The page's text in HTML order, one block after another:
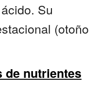
Su
(otoño
nutrientes